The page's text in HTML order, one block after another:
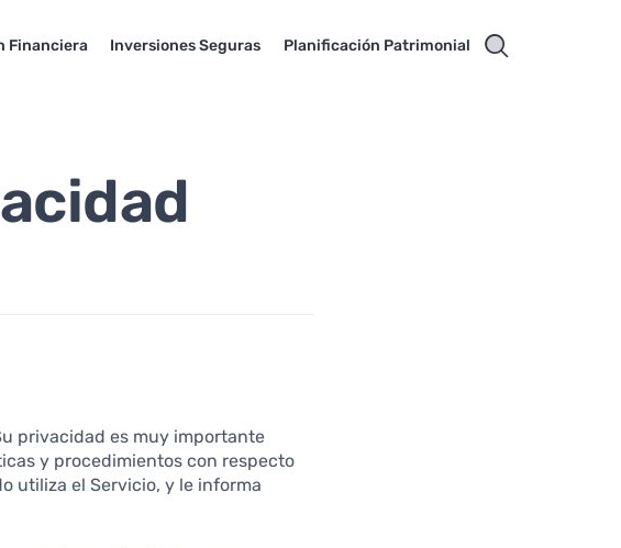
Financiera Inversiones Seguras Planificación Patrimonial
privacidad es muy importante
y procedimientos con respecto
utiliza el Servicio, y le informa